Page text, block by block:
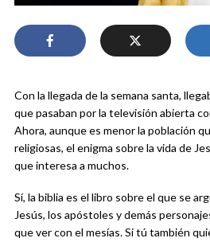
Con la llegada de la semana santa,
que pasaban por la televisión abierta
Ahora, aunque es menor la población
religiosas, el enigma sobre la vida de
que interesa a muchos.
Sí, la biblia es el libro sobre el que se
Jesús, los apóstoles y demás
que ver con el mesías. Si tú también